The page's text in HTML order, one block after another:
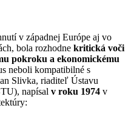
v západnej Európe aj vo
bola rozhodne kritická voči
pokroku a ekonomickému
neboli kompatibilné s
Slivka, riaditeľ Ústavu
napísal v roku 1974 v